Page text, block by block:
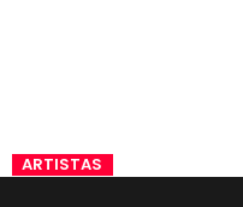
ARTISTAS